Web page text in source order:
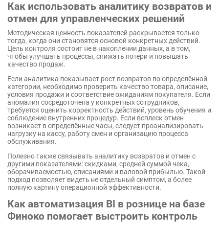
Как использовать аналитику возвратов и
отмен для управленческих решений
Методическая ценность показателей раскрывается только
тогда, когда они становятся основой конкретных действий.
Цель контроля состоит не в накоплении данных, а в том,
чтобы улучшать процессы, снижать потери и повышать
качество продаж.
Если аналитика показывает рост возвратов по определённой
категории, необходимо проверить качество товара, описание,
условия продажи и соответствие ожиданиям покупателя. Если
аномалия сосредоточена у конкретных сотрудников,
требуется оценить корректность действий, уровень обучения и
соблюдение внутренних процедур. Если всплеск отмен
возникает в определённые часы, следует проанализировать
нагрузку на кассу, работу смен и организацию процесса
обслуживания.
Полезно также связывать аналитику возвратов и отмен с
другими показателями: скидками, средней суммой чека,
оборачиваемостью, списаниями и валовой прибылью. Такой
подход позволяет видеть не отдельный симптом, а более
полную картину операционной эффективности.
Как автоматизация BI в рознице на базе
Финоко помогает выстроить контроль